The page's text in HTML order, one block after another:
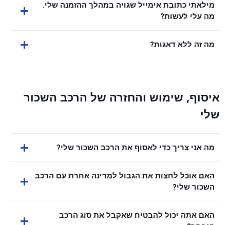
מילאתי כתובת אימייל שגויה במהלך ההזמנה שלי.
מה עלי לעשות?
מה זה ללא דאגות?
איסוף, שימוש והחזרה של הרכב השכור
שלי
מה אני צריך כדי לאסוף את הרכב השכור שלי?
האם אוכל לחצות את הגבול למדינה אחרת עם הרכב
השכור שלי?
האם אתה יכול להבטיח שאקבל את סוג הרכב